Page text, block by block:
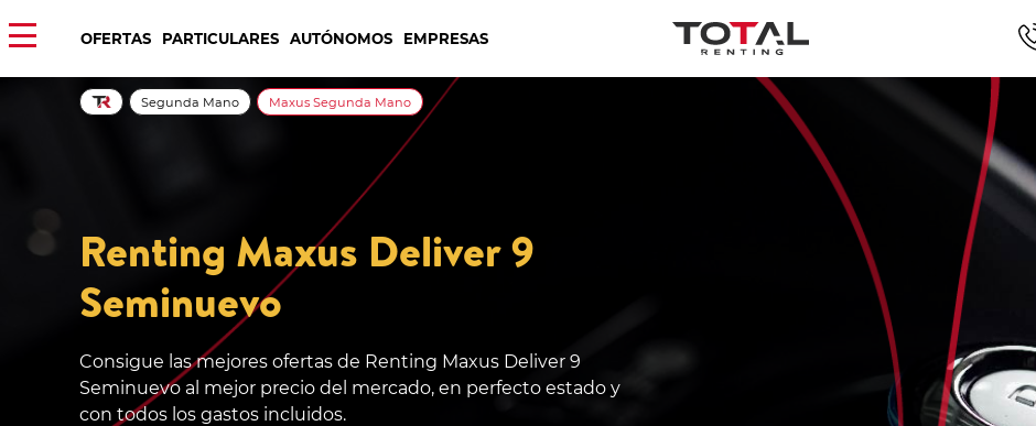
OFERTAS PARTICULARES AUTÓNOMOS EMPRESAS
Renting Maxus Deliver 9
Seminuevo
Consigue las mejores ofertas de Renting Maxus Deliver 9
Seminuevo al mejor precio del mercado, en perfecto estado y
con todos los gastos incluidos.
Segunda Mano Maxus Segunda Mano